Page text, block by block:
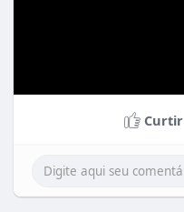
Curtir